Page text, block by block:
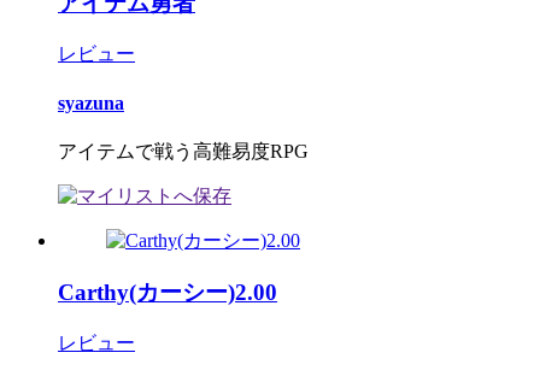
レビュー
syazuna
アイテムで戦う高難易度RPG
Carthy(カーシー)2.00
レビュー